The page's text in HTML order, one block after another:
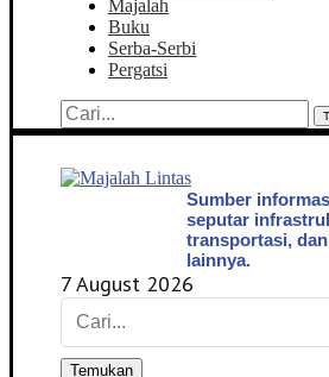
Majalah
Buku
Serba-Serbi
Pergatsi
Sumber
seputar
transportasi,
lainnya.
7 August 2026
Temukan